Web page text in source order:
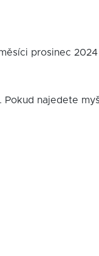
prosinec
najedete